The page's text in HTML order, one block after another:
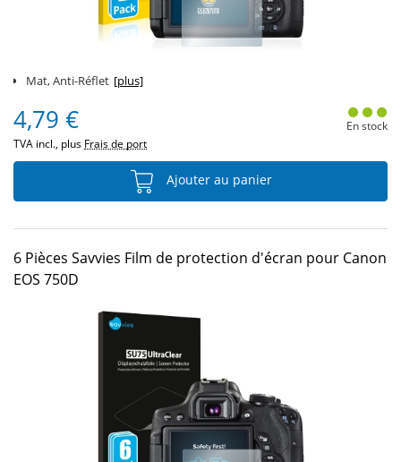
Mat, Anti-Réflet [plus]
4,79 €
TVA incl., plus Frais de port
En stock
Ajouter au panier
6 Pièces Savvies Film de protection d'écran pour Canon
EOS 750D